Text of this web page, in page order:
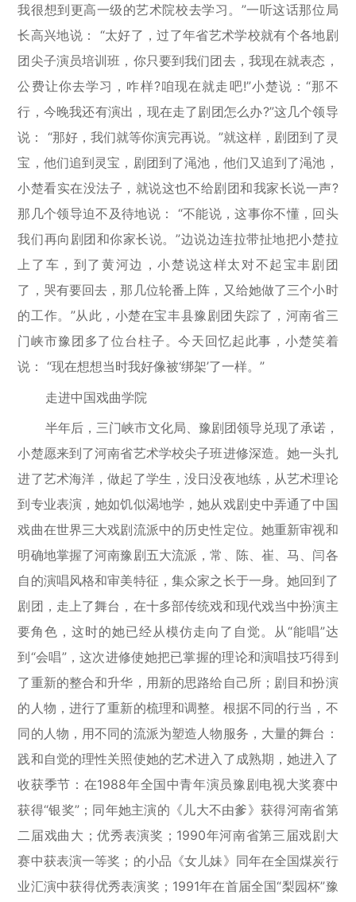
我很想到更高一级的艺术院校去学习。”一听这话那位局
长高兴地说： “太好了，过了年省艺术学校就有个各地剧
团尖子演员培训班，你只要到我们团去，我现在就表态，
公费让你去学习，咋样?咱现在就走吧!”小楚说：“那不
行，今晚我还有演出，现在走了剧团怎么办?”这几个领导
说： “那好，我们就等你演完再说。”就这样，剧团到了灵
宝，他们追到灵宝，剧团到了渑池，他们又追到了渑池，
小楚看实在没法子，就说这也不给剧团和我家长说一声?
那几个领导迫不及待地说： “不能说，这事你不懂，回头
我们再向剧团和你家长说。”边说边连拉带扯地把小楚拉
上了车，到了黄河边，小楚说这样太对不起宝丰剧团
了，哭有要回去，那几位轮番上阵，又给她做了三个小时
的工作。”从此，小楚在宝丰县豫剧团失踪了，河南省三
门峡市豫团多了位台柱子。今天回忆起此事，小楚笑着
说： “现在想想当时我好像被‘绑架’了一样。”
走进中国戏曲学院
半年后，三门峡市文化局、豫剧团领导兑现了承诺，
小楚愿来到了河南省艺术学校尖子班进修深造。她一头扎
进了艺术海洋，做起了学生，没日没夜地练，从艺术理论
到专业表演，她如饥似渴地学，她从戏剧史中弄通了中国
戏曲在世界三大戏剧流派中的历史性定位。她重新审视和
明确地掌握了河南豫剧五大流派，常、陈、崔、马、闫各
自的演唱风格和审美特征，集众家之长于一身。她回到了
剧团，走上了舞台，在十多部传统戏和现代戏当中扮演主
要角色，这时的她已经从模仿走向了自觉。从“能唱”达
到“会唱”，这次进修使她把已掌握的理论和演唱技巧得到
了重新的整合和升华，用新的思路给自己所；剧目和扮演
的人物，进行了重新的梳理和调整。根据不同的行当，不
同的人物，用不同的流派为塑造人物服务，大量的舞台：
践和自觉的理性关照使她的艺术进入了成熟期，她进入了
收获季节：在1988年全国中青年演员豫剧电视大奖赛中
获得“银奖”；同年她主演的《儿大不由爹》获得河南省第
二届戏曲大；优秀表演奖；1990年河南省第三届戏剧大
赛中获表演一等奖；的小品《女儿妹》同年在全国煤炭行
业汇演中获得优秀表演奖；1991年在首届全国“梨园杯”豫